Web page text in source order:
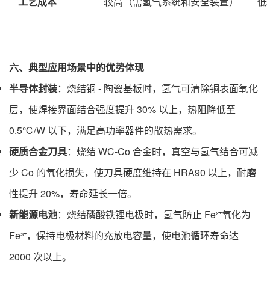
工艺成本 较高（需氢气系统和安全装置） 低
六、典型应用场景中的优势体现
半导体封装：烧结铜 - 陶瓷基板时，氢气可清除铜表面氧化
层，使焊接界面结合强度提升 30% 以上，热阻降低至
0.5℃/W 以下，满足高功率器件的散热需求。
硬质合金刀具：烧结 WC-Co 合金时，真空与氢气结合可减
少 Co 的氧化损失，使刀具硬度维持在 HRA90 以上，耐磨
性提升 20%，寿命延长一倍。
新能源电池：烧结磷酸铁锂电极时，氢气防止 Fe²⁺氧化为
Fe³⁺，保持电极材料的充放电容量，使电池循环寿命达
2000 次以上。